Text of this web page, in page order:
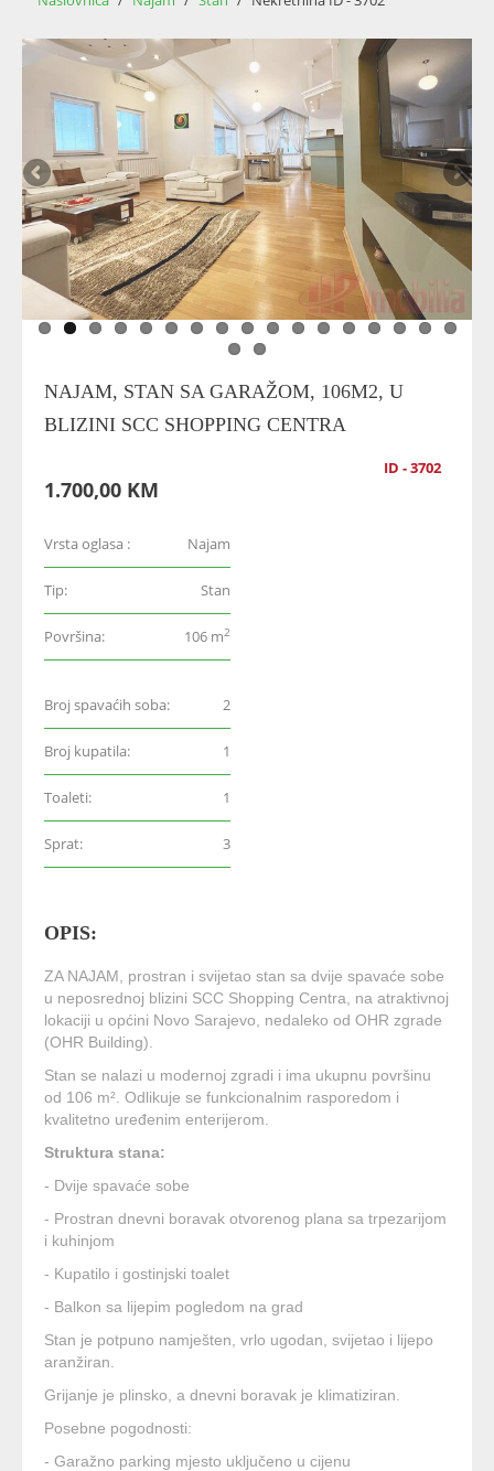
NAJAM, STAN SA GARAŽOM, 106M2, U
BLIZINI SCC SHOPPING CENTRA
ID - 3702
1.700,00 KM
Vrsta oglasa : Najam
Tip: Stan
Površina: 106 m2
Broj spavaćih soba: 2
Broj kupatila: 1
Toaleti: 1
Sprat: 3
OPIS:
ZA NAJAM, prostran i svijetao stan sa dvije spavaće sobe
u neposrednoj blizini SCC Shopping Centra, na atraktivnoj
lokaciji u općini Novo Sarajevo, nedaleko od OHR zgrade
(OHR Building).
Stan se nalazi u modernoj zgradi i ima ukupnu površinu
od 106 m². Odlikuje se funkcionalnim rasporedom i
kvalitetno uređenim enterijerom.
Struktura stana:
- Dvije spavaće sobe
- Prostran dnevni boravak otvorenog plana sa trpezarijom
i kuhinjom
- Kupatilo i gostinjski toalet
- Balkon sa lijepim pogledom na grad
Stan je potpuno namješten, vrlo ugodan, svijetao i lijepo
aranžiran.
Grijanje je plinsko, a dnevni boravak je klimatiziran.
Posebne pogodnosti:
- Garažno parking mjesto uključeno u cijenu